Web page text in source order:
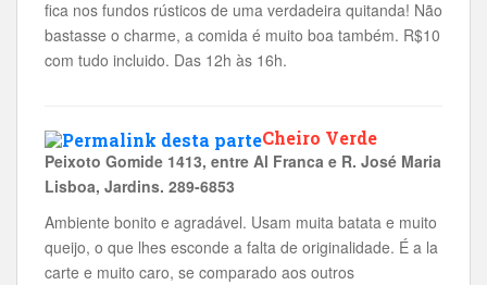
fica nos fundos rústicos de uma verdadeira quitanda! Não
bastasse o charme, a comida é muito boa também. R$10
com tudo incluido. Das 12h às 16h.
Cheiro Verde
Peixoto Gomide 1413, entre Al Franca e R. José Maria
Lisboa, Jardins. 289-6853
Ambiente bonito e agradável. Usam muita batata e muito
queijo, o que lhes esconde a falta de originalidade. É a la
carte e muito caro, se comparado aos outros